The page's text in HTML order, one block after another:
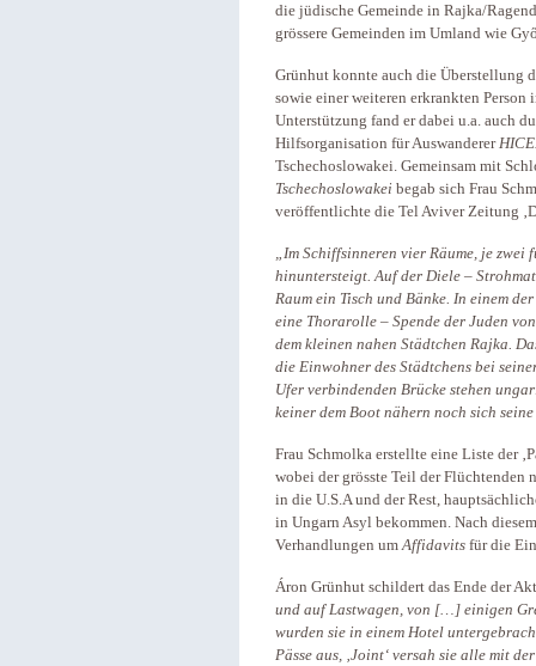
die jüdische Gemeinde in Rajka/
grössere Gemeinden im Umland wie
Grünhut konnte auch die Überstellung
sowie einer weiteren erkrankten
Unterstützung fand er dabei u.a. auch
Hilfsorganisation für Auswanderer
Tschechoslowakei. Gemeinsam mit
Tschechoslowakei begab sich Frau
veröffentlichte die Tel Aviver Zeitung
„Im Schiffsinneren vier Räume, je
hinuntersteigt. Auf der Diele –
Raum ein Tisch und Bänke. In einem
eine Thorarolle – Spende der Juden
dem kleinen nahen Städtchen Rajka.
die Einwohner des Städtchens bei
Ufer verbindenden Brücke stehen
keiner dem Boot nähern noch sich
Frau Schmolka erstellte eine Liste der
wobei der grösste Teil der Flüchtenden
in die U.S.A und der Rest,
in Ungarn Asyl bekommen. Nach
Verhandlungen umAffidavits für die
Áron Grünhut schildert das Ende der
und auf Lastwagen, von […] einigen
wurden sie in einem Hotel
Pässe aus, ‚Joint‘ versah sie alle mit